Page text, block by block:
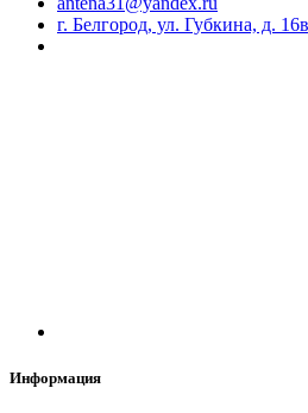
г. Белгород, ул. Губкина, д.
Информация